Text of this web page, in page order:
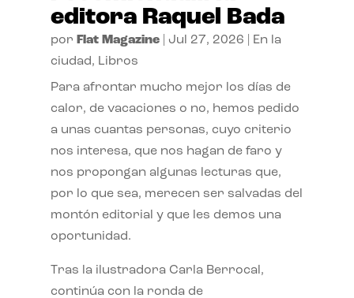
editora Raquel Bada
por Flat Magazine| Jul 27, 2026
En la
ciudad, Libros
Para afrontar mucho mejor los días de
calor, de vacaciones o no, hemos pedido
a unas cuantas personas, cuyo criterio
nos interesa, que nos hagan de faro y
nos propongan algunas lecturas que,
por lo que sea, merecen ser salvadas del
montón editorial y que les demos una
oportunidad.
Tras la ilustradora Carla Berrocal,
continúa con la ronda de